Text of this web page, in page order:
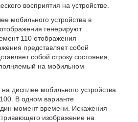
восприятия на устройстве.
мобильного устройства в
генерируют
110 отображения
представляет собой
собой строку состояния,
на мобильном
дисплее мобильного устройства.
В одном варианте
момент времени. Искажения
изображение на